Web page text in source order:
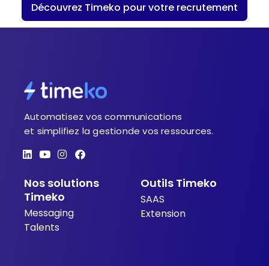
Découvrez Timeko pour votre recrutement
Automatisez vos communications
et simplifiez la gestionde vos ressources.
L
i
k
e
d
i
n
Y
o
t
u
b
e
I
n
t
a
g
r
F
a
e
Nos solutions
Timeko
Messaging
Talents
Outils Timeko
SAAS
Extension